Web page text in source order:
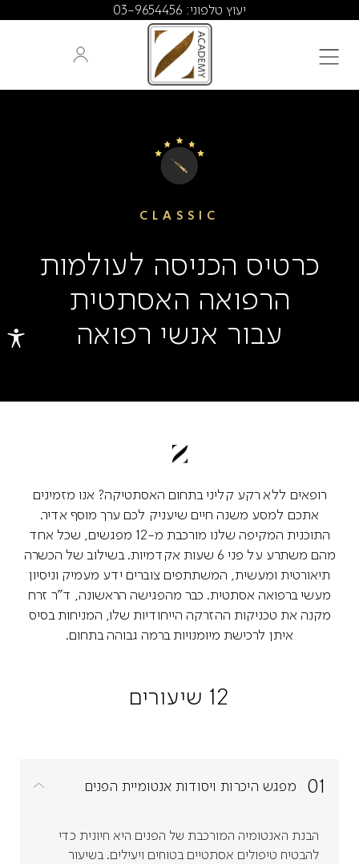
יעוץ טלפוני: 03-9654456
CLASSIC
כרטיס הכניסה לעולמות
הרפואה האסתטית
עבור אנשי רפואה
רופאים ללא רקע קליני בתחום האסתטיקה? אנו מזמינים
אתכם למסע משנה חיים שיעניק לכם ערך מוסף אדיר.
התוכנית המקיפה שלנו מורכבת מ-12 מפגשים, שכל אחד
מהם משתרע על פני 6 שעות אקדמיות. בשילוב של הכשרה
תיאורטית ומעשית, המשתתפים צוברים ידע מעמיק וניסיון
מעשי ברפואה אסתטית. כבר מהפגישה הראשונה, ד"ר זרח
מקנה את טכניקות ההזרקה הייחודיות שלו, המניחות בסיס
איתן לרכישת מיומנויות ברמה גבוהה בתחום.
12 שיעורים
01 מפגש היכרות ויסודות אנטומיית הפנים
הבנת האנטומיה המורכבת של הפנים היא חיונית כדי
להבטיח טיפולים אסתטיים בטוחים ויעילים. בשיעור